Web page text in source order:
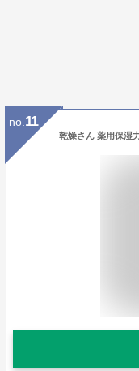
no. 11